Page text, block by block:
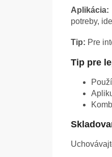
Aplikácia:
potreby,
Tip: Pre
Tip pre